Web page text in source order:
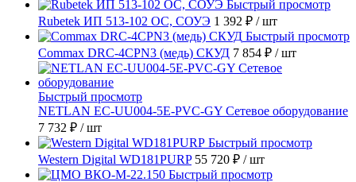
Быстрый просмотр
Rubetek ИП 513-102 ОС, СОУЭ 1 392 ₽ / шт
Быстрый просмотр
Commax DRC-4CPN3 (медь) СКУД 7 854 ₽ / шт
Быстрый просмотр
NETLAN EC-UU004-5E-PVC-GY Сетевое оборудование
7 732 ₽ / шт
Быстрый просмотр
Western Digital WD181PURP 55 720 ₽ / шт
Быстрый просмотр